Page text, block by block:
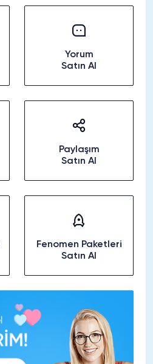
Yorum
Satın Al
Paylaşım
Satın Al
Fenomen Paketleri
Satın Al